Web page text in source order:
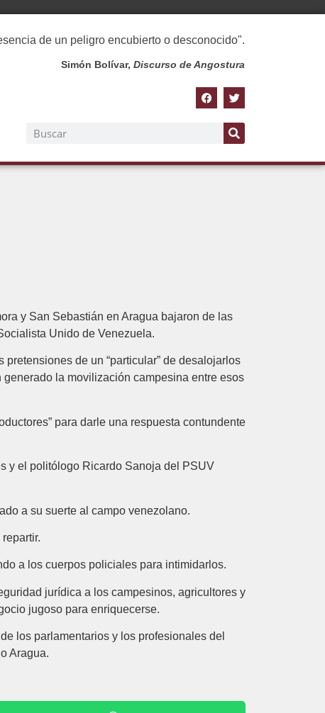
de un peligro encubierto o desconocido".
Simón Bolívar,Discurso de Angostura
y San Sebastián en Aragua bajaron de las
Unido de Venezuela.
de un “particular” de desalojarlos
la movilización campesina entre esos
para darle una respuesta contundente
y el politólogo Ricardo Sanoja del PSUV
a su suerte al campo venezolano.
a los cuerpos policiales para intimidarlos.
jurídica a los campesinos, agricultores y
jugoso para enriquecerse.
los parlamentarios y los profesionales del
Aragua.